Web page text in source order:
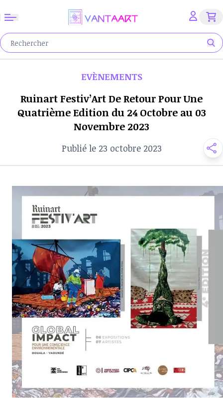
EVÈNEMENTS
Ruinart Festiv’Art De Retour Pour Une
Quatrième Edition du 24 Octobre au 03
Novembre 2023
Publié le 23 octobre 2023